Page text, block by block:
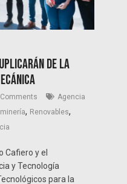
de la
Agencia
minería, Renovables,
Cafiero y el
y Tecnología
para la